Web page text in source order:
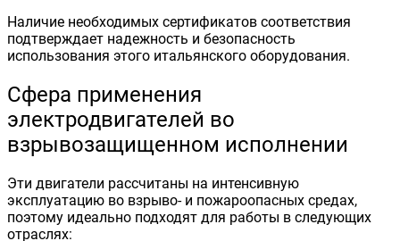
Наличие необходимых сертификатов соответствия
подтверждает надежность и безопасность
использования этого итальянского оборудования.
Сфера применения
электродвигателей во
взрывозащищенном исполнении
Эти двигатели рассчитаны на интенсивную
эксплуатацию во взрыво- и пожароопасных средах,
поэтому идеально подходят для работы в следующих
отраслях: